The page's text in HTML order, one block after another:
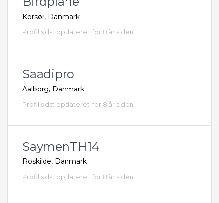
Korsør, Danmark
Profil sidst opdateret: for 8 år siden
Saadipro
Aalborg, Danmark
Profil sidst opdateret: for 8 år siden
SaymenTH14
Roskilde, Danmark
Profil sidst opdateret: for 8 år siden